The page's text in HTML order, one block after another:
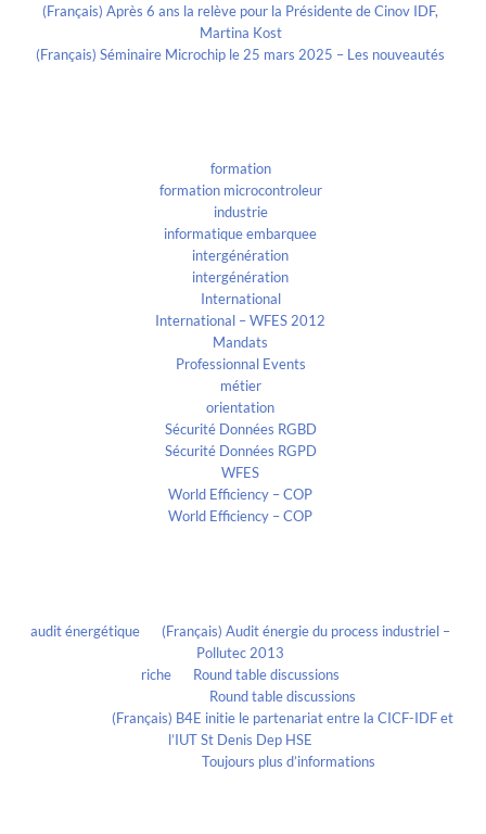
(Français) Après 6 ans la relève pour la Présidente de Cinov IDF,
Martina Kost
(Français) Séminaire Microchip le 25 mars 2025 – Les nouveautés
formation
formation microcontroleur
industrie
informatique embarquee
intergénération
intergénération
International
International – WFES 2012
Mandats
Professionnal Events
métier
orientation
Sécurité Données RGBD
Sécurité Données RGPD
WFES
World Efficiency – COP
World Efficiency – COP
audit énergétique
(Français) Audit énergie du process industriel –
Pollutec 2013
riche
Round table discussions
Round table discussions
(Français) B4E initie le partenariat entre la CICF-IDF et
l’IUT St Denis Dep HSE
Toujours plus d’informations